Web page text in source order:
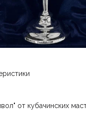
от кубачинских